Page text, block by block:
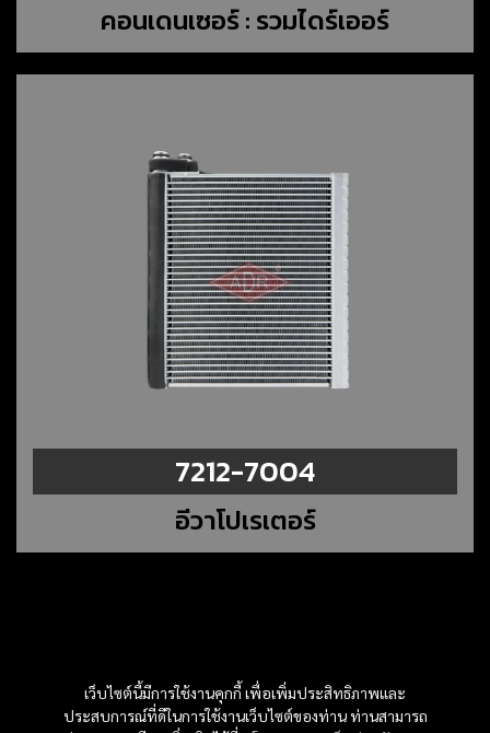
คอนเดนเซอร์ : รวมไดร์เออร์
7212-7004
อีวาโปเรเตอร์
เว็บไซต์นี้มีการใช้งานคุกกี้ เพื่อเพิ่มประสิทธิภาพและ
ประสบการณ์ที่ดีในการใช้งานเว็บไซต์ของท่าน ท่านสามารถ